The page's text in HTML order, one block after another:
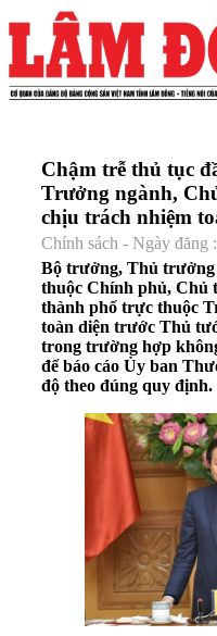
Chậm trễ thủ tục
Trưởng ngành,
chịu trách nhiệm
Chính sách - Ngày đăng
Bộ trưởng, Thủ trưởng
thuộc Chính phủ, Chủ
thành phố trực thuộc
toàn diện trước Thủ
trong trường hợp
để báo cáo Ủy ban
độ theo đúng quy định.